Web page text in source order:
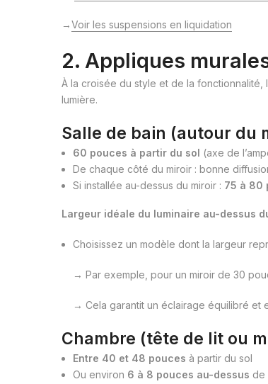
→Voir les suspensions en liquidation
2. Appliques
À la croisée du style et de la fonctionnalité,
lumière.
Salle de bain (autour du
60 pouces à partir du sol (axe de
De chaque côté du miroir : bonne
Si installée au-dessus du miroir : 75 à 80
Largeur idéale du luminaire au-dessus
Choisissez un modèle dont la largeur
→ Par exemple, pour un miroir de 30
→ Cela garantit un éclairage équilibré et
Chambre (tête de lit ou
Entre 40 et 48 pouces à partir du sol
Ou environ 6 à 8 pouces au-dessus de